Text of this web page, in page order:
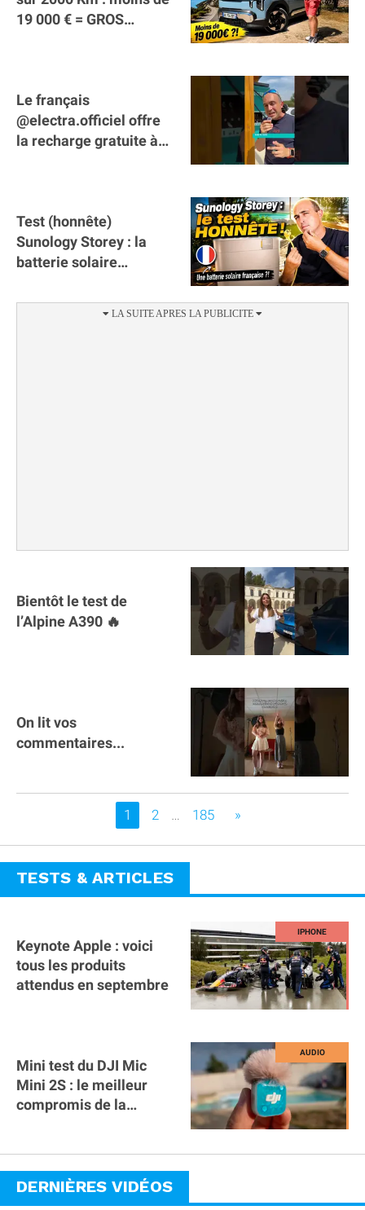
19 000 € = GROS
Le français
@electra.officiel offre
la recharge gratuite à
Test (honnête)
Sunology Storey : la
batterie solaire
Bientôt le test de
l’Alpine A390 🔥
On lit vos
commentaires...
Vous êtes sur la page
1 2 … 185 »
TESTS & ARTICLES
Keynote Apple : voici
tous les produits
attendus en septembre
Mini test du DJI Mic
Mini 2S : le meilleur
compromis de la
DERNIÈRES VIDÉOS